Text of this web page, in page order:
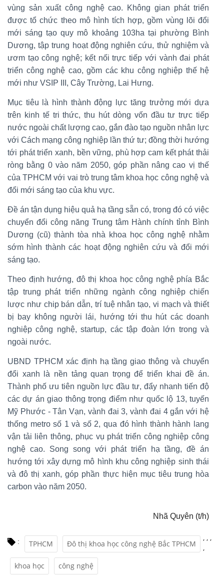
vùng sản xuất công nghệ cao. Không gian phát triển
được tổ chức theo mô hình tích hợp, gồm vùng lõi đổi
mới sáng tạo quy mô khoảng 103ha tại phường Bình
Dương, tập trung hoạt động nghiên cứu, thử nghiệm và
ươm tạo công nghệ; kết nối trực tiếp với vành đai phát
triển công nghệ cao, gồm các khu công nghiệp thế hệ
mới như VSIP III, Cây Trường, Lai Hưng.
Mục tiêu là hình thành động lực tăng trưởng mới dựa
trên kinh tế tri thức, thu hút dòng vốn đầu tư trực tiếp
nước ngoài chất lượng cao, gắn đào tạo nguồn nhân lực
với Cách mạng công nghiệp lần thứ tư; đồng thời hướng
tới phát triển xanh, bền vững, phù hợp cam kết phát thải
ròng bằng 0 vào năm 2050, góp phần nâng cao vị thế
của TPHCM với vai trò trung tâm khoa học công nghệ và
đổi mới sáng tạo của khu vực.
Đề án tận dụng hiệu quả hạ tầng sẵn có, trong đó có việc
chuyển đổi công năng Trung tâm Hành chính tỉnh Bình
Dương (cũ) thành tòa nhà khoa học công nghệ nhằm
sớm hình thành các hoạt động nghiên cứu và đổi mới
sáng tạo.
Theo định hướng, đô thị khoa học công nghệ phía Bắc
tập trung phát triển những ngành công nghiệp chiến
lược như chip bán dẫn, trí tuệ nhân tạo, vi mạch và thiết
bị bay không người lái, hướng tới thu hút các doanh
nghiệp công nghệ, startup, các tập đoàn lớn trong và
ngoài nước.
UBND TPHCM xác định hạ tầng giao thông và chuyển
đổi xanh là nền tảng quan trọng để triển khai đề án.
Thành phố ưu tiên nguồn lực đầu tư, đẩy nhanh tiến độ
các dự án giao thông trọng điểm như quốc lộ 13, tuyến
Mỹ Phước - Tân Vạn, vành đai 3, vành đai 4 gắn với hệ
thống metro số 1 và số 2, qua đó hình thành hành lang
vận tải liên thông, phục vụ phát triển công nghiệp công
nghệ cao. Song song với phát triển hạ tầng, đề án
hướng tới xây dựng mô hình khu công nghiệp sinh thái
và đô thị xanh, góp phần thực hiện mục tiêu trung hòa
carbon vào năm 2050.
Nhã Quyên (t/h)
: TPHCM
,
Đô thị khoa học công nghệ Bắc TPHCM
,
khoa học
,
công nghệ
,